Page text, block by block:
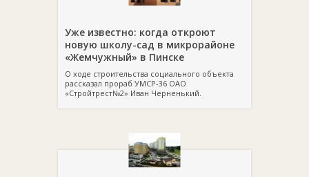
Уже известно: когда откроют
новую школу-сад в микрорайоне
«Жемчужный» в Пинске
О ходе строительства социального объекта
рассказал прораб УМСР-36 ОАО
«Стройтрест№2» Иван Черненький.